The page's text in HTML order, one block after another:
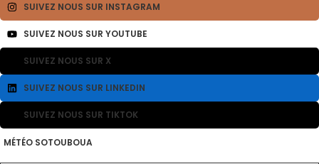
SUIVEZ NOUS SUR INSTAGRAM
SUIVEZ NOUS SUR YOUTUBE
SUIVEZ NOUS SUR X
SUIVEZ NOUS SUR LINKEDIN
SUIVEZ NOUS SUR TIKTOK
MÉTÉO SOTOUBOUA